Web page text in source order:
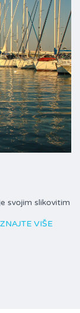
svojim slikovitim
VIŠE